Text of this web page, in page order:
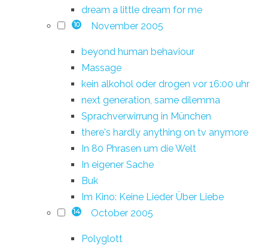
dream a little dream for me
10 November 2005
beyond human behaviour
Massage
kein alkohol oder drogen vor 16:00 uhr
next generation, same dilemma
Sprachverwirrung in München
there's hardly anything on tv anymore
In 80 Phrasen um die Welt
In eigener Sache
Buk
Im Kino: Keine Lieder Über Liebe
14 October 2005
Polyglott